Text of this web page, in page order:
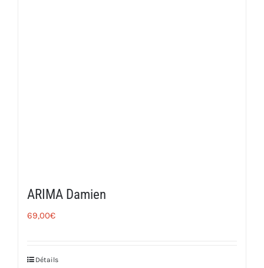
ARIMA Damien
69,00€
Détails